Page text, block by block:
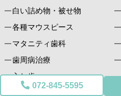
072-845-5595
白い詰め物・被せ物
各種マウスピース
マタニティ歯科
歯周病治療
入れ歯